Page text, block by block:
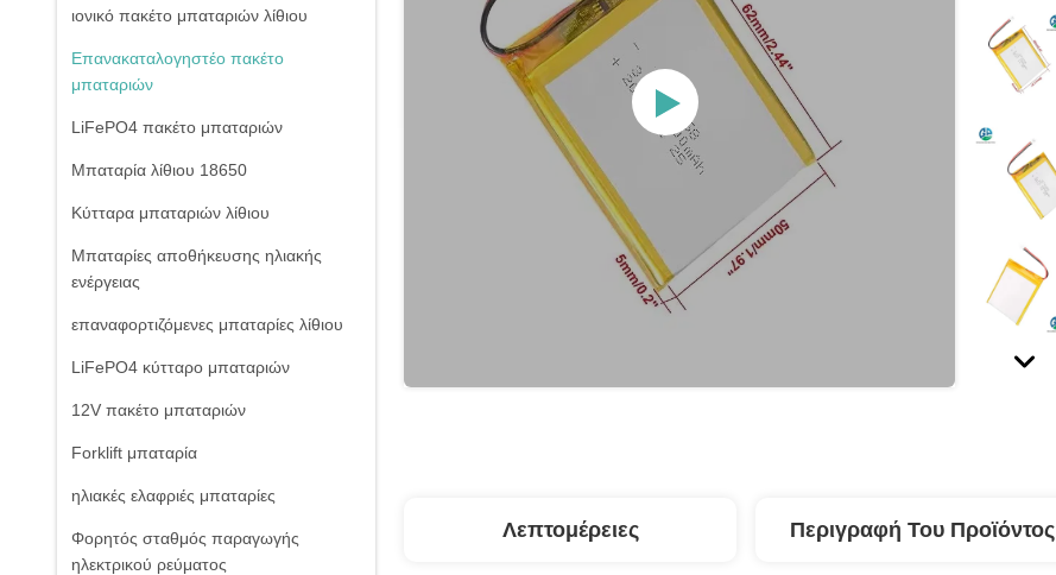
ιονικό πακέτο μπαταριών λίθιου
Επανακαταλογηστέο πακέτο
μπαταριών
LiFePO4 πακέτο μπαταριών
Μπαταρία λίθιου 18650
Κύτταρα μπαταριών λίθιου
Μπαταρίες αποθήκευσης ηλιακής
ενέργειας
επαναφορτιζόμενες μπαταρίες λίθιου
LiFePO4 κύτταρο μπαταριών
12V πακέτο μπαταριών
Forklift μπαταρία
ηλιακές ελαφριές μπαταρίες
Φορητός σταθμός παραγωγής
ηλεκτρικού ρεύματος
Λεπτομέρειες Περιγραφή Του Προϊόντος